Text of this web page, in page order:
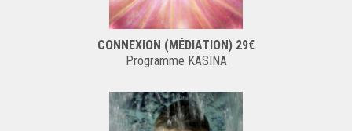
CONNEXION (MÉDIATION) 29€
Programme KASINA